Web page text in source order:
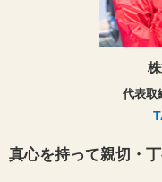
代表取
真心を持って親切・